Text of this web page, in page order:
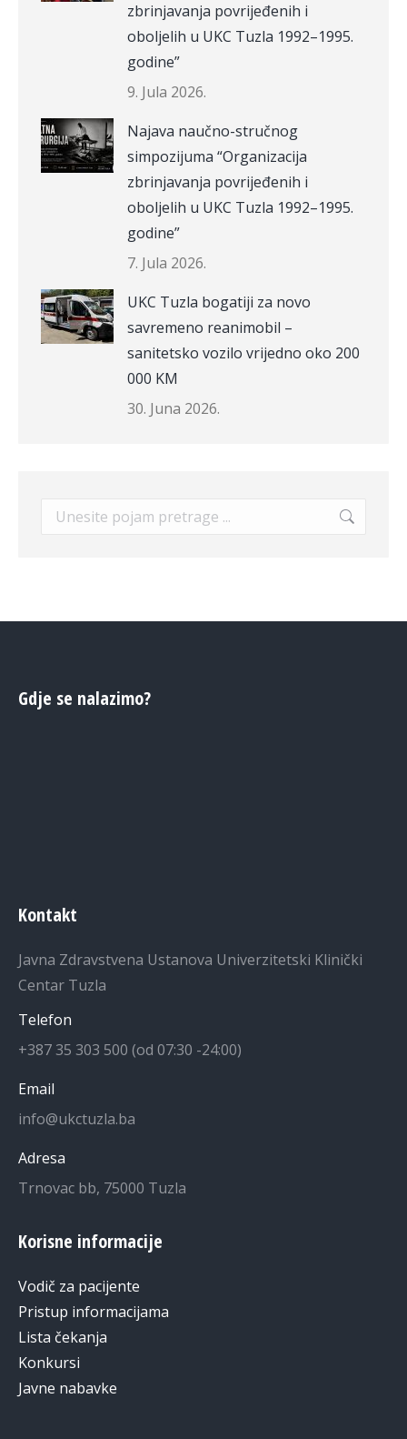
zbrinjavanja povrijeđenih i
oboljelih u UKC Tuzla 1992–1995.
godine”
9. Jula 2026.
Najava naučno-stručnog
simpozijuma “Organizacija
zbrinjavanja povrijeđenih i
oboljelih u UKC Tuzla 1992–1995.
godine”
7. Jula 2026.
UKC Tuzla bogatiji za novo
savremeno reanimobil –
sanitetsko vozilo vrijedno oko 200
000 KM
30. Juna 2026.
Search:
Gdje se nalazimo?
Kontakt
Javna Zdravstvena Ustanova Univerzitetski Klinički
Centar Tuzla
Telefon
+387 35 303 500 (od 07:30 -24:00)
Email
info@ukctuzla.ba
Adresa
Trnovac bb, 75000 Tuzla
Korisne informacije
Vodič za pacijente
Pristup informacijama
Lista čekanja
Konkursi
Javne nabavke